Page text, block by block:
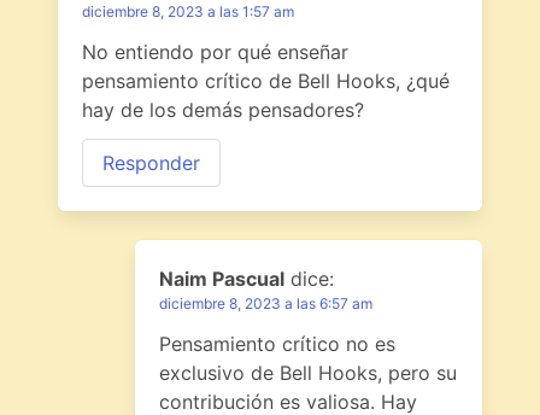
diciembre 8, 2023 a las 1:57 am
No entiendo por qué enseñar
pensamiento crítico de Bell Hooks, ¿qué
hay de los demás pensadores?
Responder
Naim Pascual dice:
diciembre 8, 2023 a las 6:57 am
Pensamiento crítico no es
exclusivo de Bell Hooks, pero su
contribución es valiosa. Hay